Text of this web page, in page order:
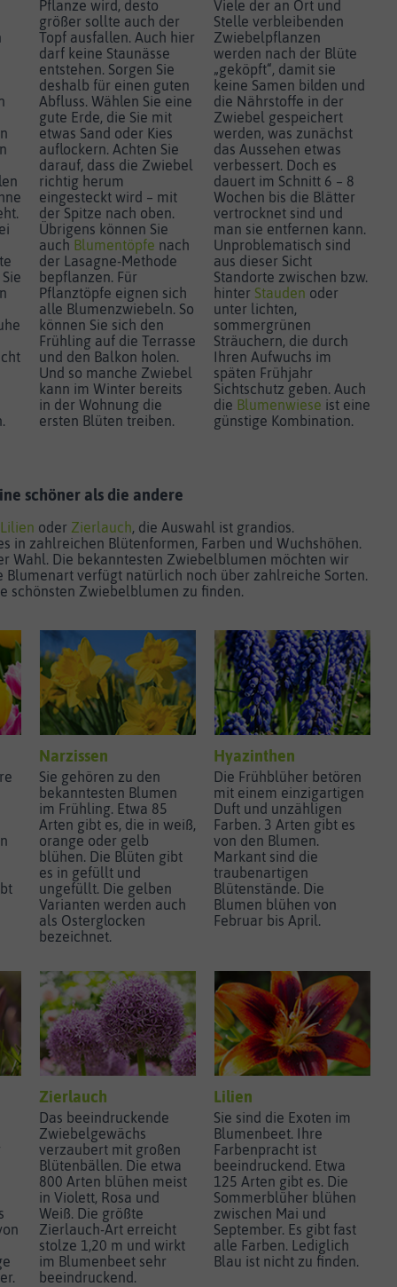
Pflanze wird, desto
größer sollte auch der
Topf ausfallen. Auch hier
darf keine Staunässe
entstehen. Sorgen Sie
deshalb für einen guten
Abfluss. Wählen Sie eine
gute Erde, die Sie mit
etwas Sand oder Kies
auflockern. Achten Sie
darauf, dass die Zwiebel
richtig herum
eingesteckt wird – mit
der Spitze nach oben.
Übrigens können Sie
auch Blumentöpfe nach
der Lasagne-Methode
bepflanzen. Für
Pflanztöpfe eignen sich
alle Blumenzwiebeln. So
können Sie sich den
Frühling auf die Terrasse
und den Balkon holen.
Und so manche Zwiebel
kann im Winter bereits
in der Wohnung die
ersten Blüten treiben.
Viele der an Ort und
Stelle verbleibenden
Zwiebelpflanzen
werden nach der Blüte
„geköpft“, damit sie
keine Samen bilden und
die Nährstoffe in der
Zwiebel gespeichert
werden, was zunächst
das Aussehen etwas
verbessert. Doch es
dauert im Schnitt 6 – 8
Wochen bis die Blätter
vertrocknet sind und
man sie entfernen kann.
Unproblematisch sind
aus dieser Sicht
Standorte zwischen bzw.
hinter Stauden oder
unter lichten,
sommergrünen
Sträuchern, die durch
Ihren Aufwuchs im
späten Frühjahr
Sichtschutz geben. Auch
die Blumenwiese ist eine
günstige Kombination.
schöner als die andere
Lilien oder Zierlauch, die Auswahl ist grandios.
in zahlreichen Blütenformen, Farben und Wuchshöhen.
Wahl. Die bekanntesten Zwiebelblumen möchten wir
Blumenart verfügt natürlich noch über zahlreiche Sorten.
schönsten Zwiebelblumen zu finden.
Narzissen
Sie gehören zu den
bekanntesten Blumen
im Frühling. Etwa 85
Arten gibt es, die in weiß,
orange oder gelb
blühen. Die Blüten gibt
es in gefüllt und
ungefüllt. Die gelben
Varianten werden auch
als Osterglocken
bezeichnet.
Hyazinthen
Die Frühblüher betören
mit einem einzigartigen
Duft und unzähligen
Farben. 3 Arten gibt es
von den Blumen.
Markant sind die
traubenartigen
Blütenstände. Die
Blumen blühen von
Februar bis April.
Zierlauch
Das beeindruckende
Zwiebelgewächs
verzaubert mit großen
Blütenbällen. Die etwa
800 Arten blühen meist
in Violett, Rosa und
Weiß. Die größte
Zierlauch-Art erreicht
stolze 1,20 m und wirkt
im Blumenbeet sehr
beeindruckend.
Lilien
Sie sind die Exoten im
Blumenbeet. Ihre
Farbenpracht ist
beeindruckend. Etwa
125 Arten gibt es. Die
Sommerblüher blühen
zwischen Mai und
September. Es gibt fast
alle Farben. Lediglich
Blau ist nicht zu finden.